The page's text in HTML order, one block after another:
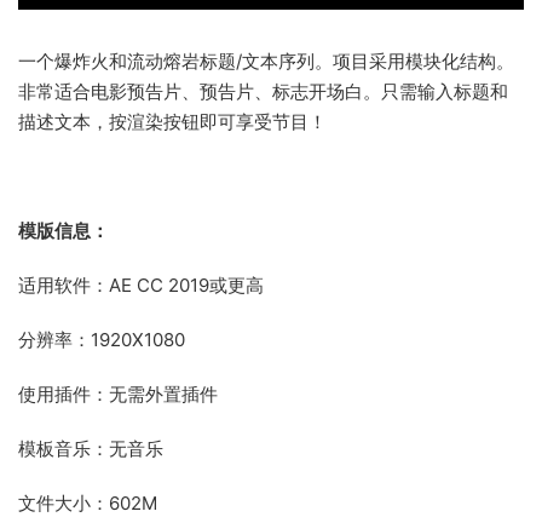
一个爆炸火和流动熔岩标题/文本序列。 项目采用模块化结构。
非常适合电影预告片、预告片、标志开场白。
只需输入标题和
描述文本，按渲染按钮即可享受节目！
模版信息：
适用软件：AE CC 2019或更高
分辨率：1920X1080
使用插件：无需外置插件
模板音乐：无音乐
文件大小：602M